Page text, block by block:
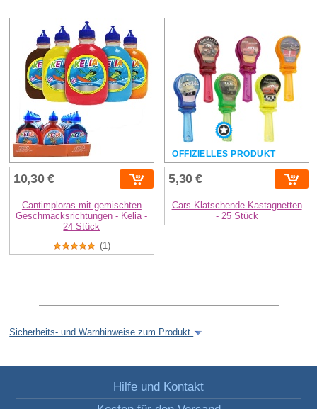
10,30 €
Cantimploras mit gemischten
Geschmacksrichtungen - Kelia -
24 Stück
(1)
OFFIZIELLES PRODUKT
5,30 €
Cars Klatschende Kastagnetten
- 25 Stück
Sicherheits- und Warnhinweise zum Produkt
Hilfe und Kontakt